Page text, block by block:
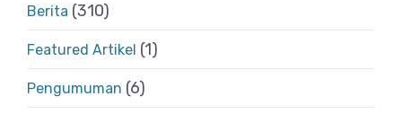
Berita (310)
Featured Artikel (1)
Pengumuman (6)